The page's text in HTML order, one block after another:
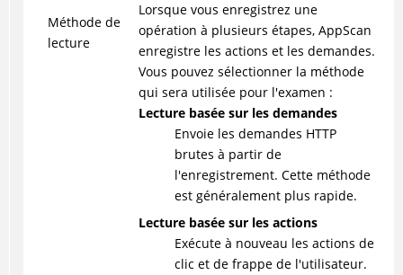
Méthode de
lecture
Lorsque vous enregistrez une
opération à plusieurs étapes, AppScan
enregistre les actions et les demandes.
Vous pouvez sélectionner la méthode
qui sera utilisée pour l'examen :
Lecture basée sur les demandes
Envoie les demandes HTTP
brutes à partir de
l'enregistrement. Cette méthode
est généralement plus rapide.
Lecture basée sur les actions
Exécute à nouveau les actions de
clic et de frappe de l'utilisateur.